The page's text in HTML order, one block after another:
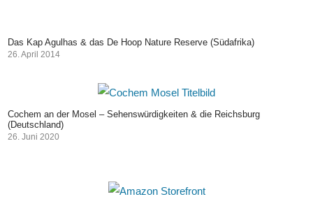
Das Kap Agulhas & das De Hoop Nature Reserve (Südafrika)
26. April 2014
Cochem an der Mosel – Sehenswürdigkeiten & die Reichsburg
(Deutschland)
26. Juni 2020